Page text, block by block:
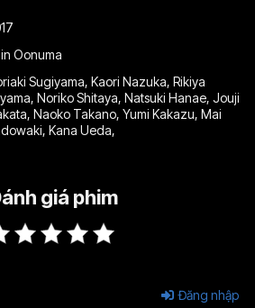
Oonuma
Sugiyama, Kaori Nazuka, Rikiya
, Noriko Shitaya, Natsuki Hanae, Jouji
, Naoko Takano, Yumi Kakazu, Mai
, Kana Ueda,
giá phim
Đăng nhập